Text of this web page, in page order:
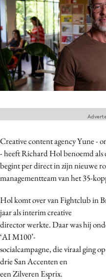
Menu
Home
9 sept: GenAI-training
12 nov: MarketingLive!
Events
Vacatures
Academy
Partners
Topics
Artificial Intelligence
Bureaus
Campagnes
Carriere
Contentmarketing
Creative content agency Yune -
- heeft Richard Hol benoemd
begint per direct in zijn nieuwe
managementteam van het 35-
Hol komt over van Fightclub in
jaar als interim creative
director werkte. Daar was hij
‘AI M100’-
socialcampagne, die viraal ging
drie San Accenten en
een Zilveren Esprix.